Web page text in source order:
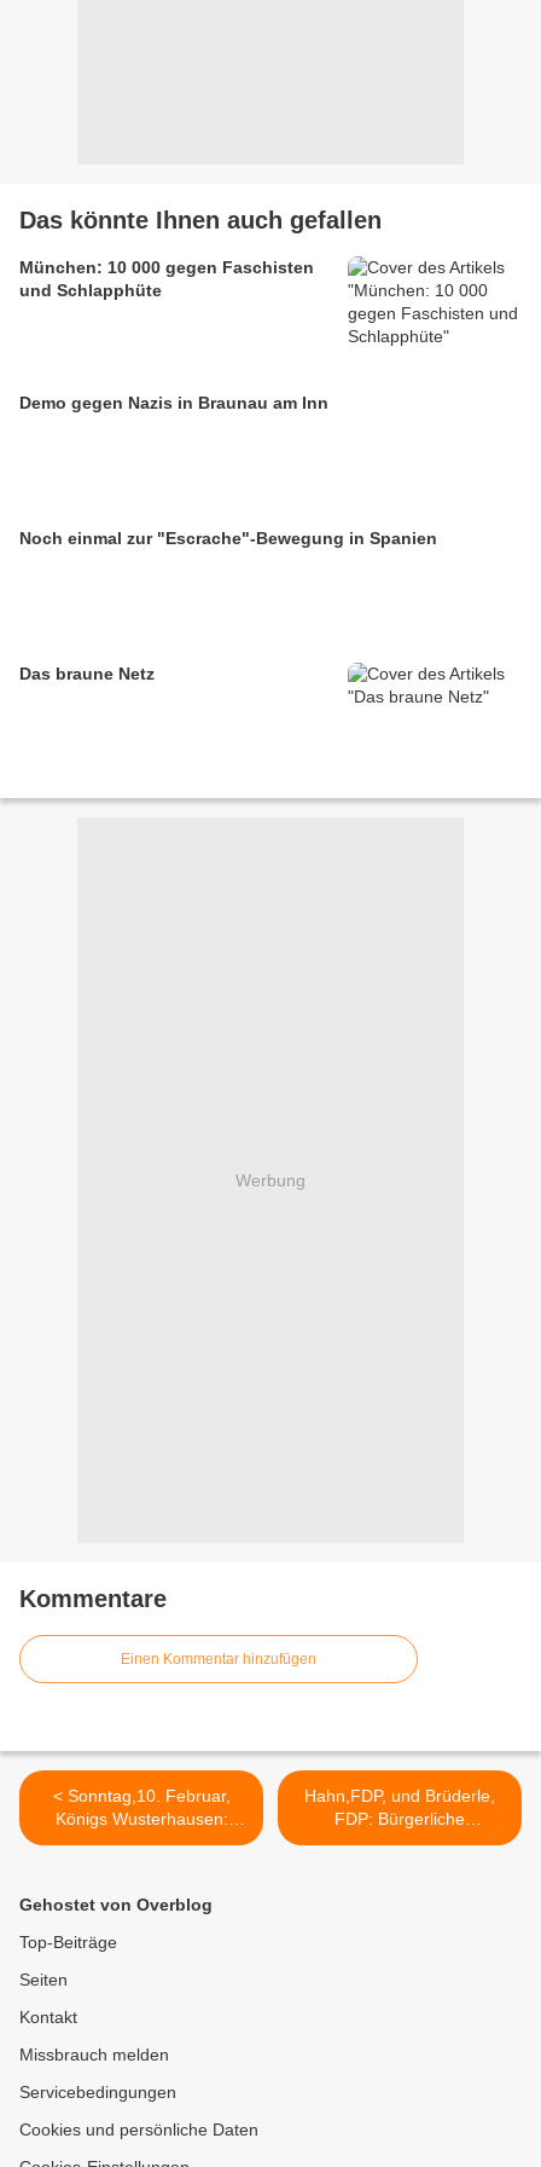
Das könnte Ihnen auch gefallen
München: 10 000 gegen Faschisten
und Schlapphüte
Demo gegen Nazis in Braunau am Inn
Noch einmal zur "Escrache"-Bewegung in Spanien
Das braune Netz
Werbung
Kommentare
Einen Kommentar hinzufügen
< Sonntag,10. Februar,
Königs Wusterhausen:
Einweihung des
Hahn,FDP, und Brüderle,
FDP: Bürgerliche
Spitzen"demokraten" als
Gehostet von Overblog
Top-Beiträge
Seiten
Kontakt
Missbrauch melden
Servicebedingungen
Cookies und persönliche Daten